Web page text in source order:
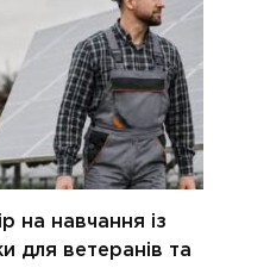
на навчання із
для ветеранів та